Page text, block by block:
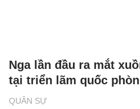
QUÂN SỰ
Nga lần đầu ra mắt
tại triển lãm quốc